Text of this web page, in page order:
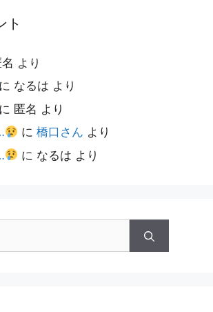
ト
より
に なるは より
に 匿名 より
に橋口さん より
に なるは より